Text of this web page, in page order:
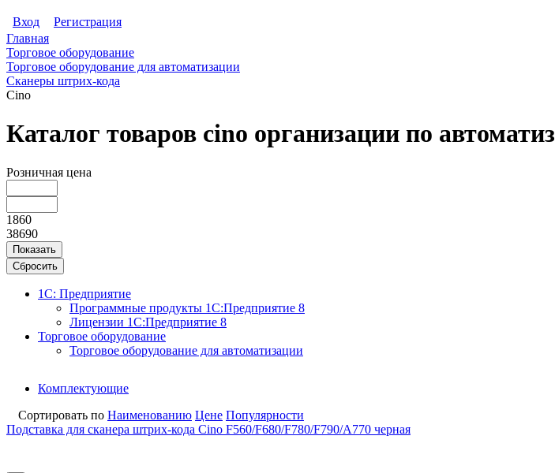
Вход
Регистрация
Главная
Торговое оборудование
Торговое оборудование для автоматизации
Сканеры штрих-кода
Cino
Каталог товаров cino организации по
Розничная цена
1860
38690
Показать
Сбросить
1С: Предприятие
Программные продукты 1С:Предприятие 8
Лицензии 1С:Предприятие 8
Торговое оборудование
Торговое оборудование для автоматизации
Комплектующие
Сортировать по Наименованию Цене Популярности
Подставка для сканера штрих-кода Cino F560/F680/F780/F790/A770 черная